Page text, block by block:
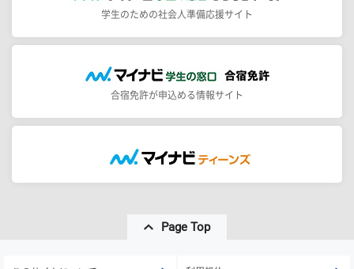
学生のための社会人準備応援サイト
合宿免許が申込める情報サイト
Page Top